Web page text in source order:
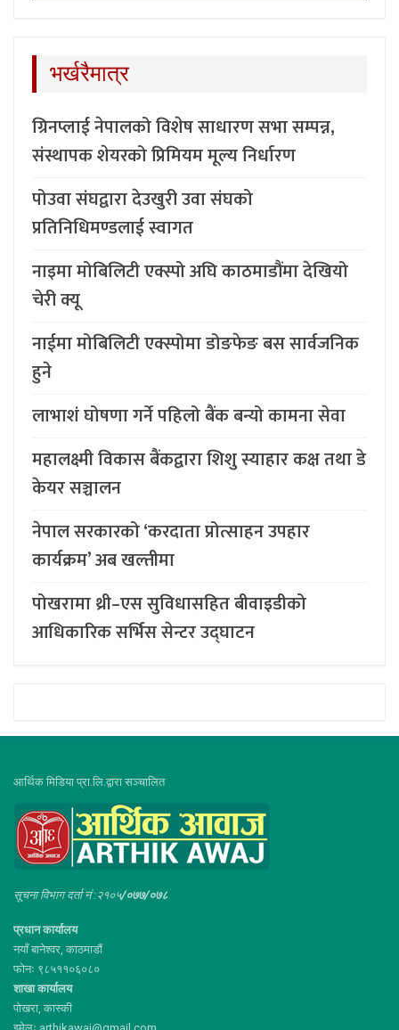
भर्खरैमात्र
ग्रिनप्लाई नेपालको विशेष साधारण सभा सम्पन्न,
संस्थापक शेयरको प्रिमियम मूल्य निर्धारण
पोउवा संघद्वारा देउखुरी उवा संघको
प्रतिनिधिमण्डलाई स्वागत
नाइमा मोबिलिटी एक्स्पो अघि काठमाडौंमा देखियो
चेरी क्यू
नाईमा मोबिलिटी एक्स्पोमा डोङफेङ बस सार्वजनिक
हुने
लाभाशं घोषणा गर्ने पहिलो बैंक बन्यो कामना सेवा
महालक्ष्मी विकास बैंकद्वारा शिशु स्याहार कक्ष तथा डे
केयर सञ्चालन
नेपाल सरकारको ‘करदाता प्रोत्साहन उपहार
कार्यक्रम’ अब खल्तीमा
पोखरामा थ्री–एस सुविधासहित बीवाइडीको
आधिकारिक सर्भिस सेन्टर उद्घाटन
आर्थिक मिडिया प्रा.लि.द्वारा सञ्चालित
सूचना विभाग दर्ता नं :२१०५/०७७/०७८
प्रधान कार्यालय
नयाँ बानेश्वर, काठमाडौं
फोनः ९८५११०६०८०
शाखा कार्यालय
पोखरा, कास्की